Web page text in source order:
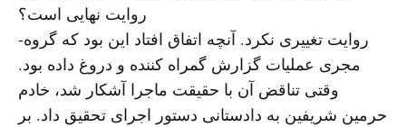
روایت نهایی است؟
-روایت تغییری نکرد. آنچه اتفاق افتاد این بود که گروه
مجری عملیات گزارش گمراه کننده و دروغ داده بود.
وقتی تناقض آن با حقیقت ماجرا آشکار شد، خادم
حرمین شریفین به دادستانی دستور اجرای تحقیق داد. بر